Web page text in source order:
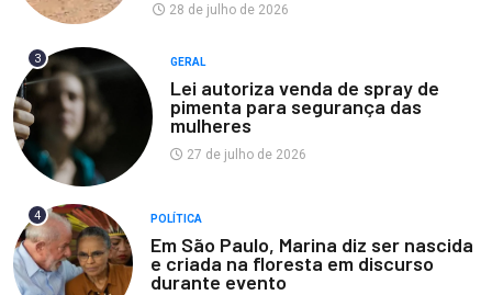
28 de julho de 2026
3 GERAL
Lei autoriza venda de spray de
pimenta para segurança das
mulheres
27 de julho de 2026
4 POLÍTICA
Em São Paulo, Marina diz ser nascida
e criada na floresta em discurso
durante evento